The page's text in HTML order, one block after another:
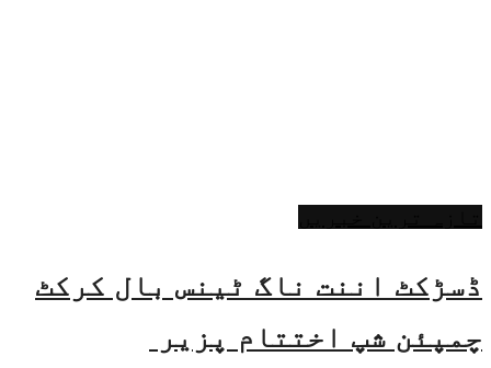
ڈسڑکٹ اننت ناگ ٹینس بال کرکٹ
چمپئن شپ اختتام پزیر